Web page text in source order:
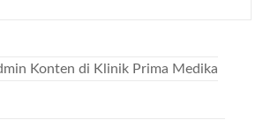
Konten di Klinik Prima Medika